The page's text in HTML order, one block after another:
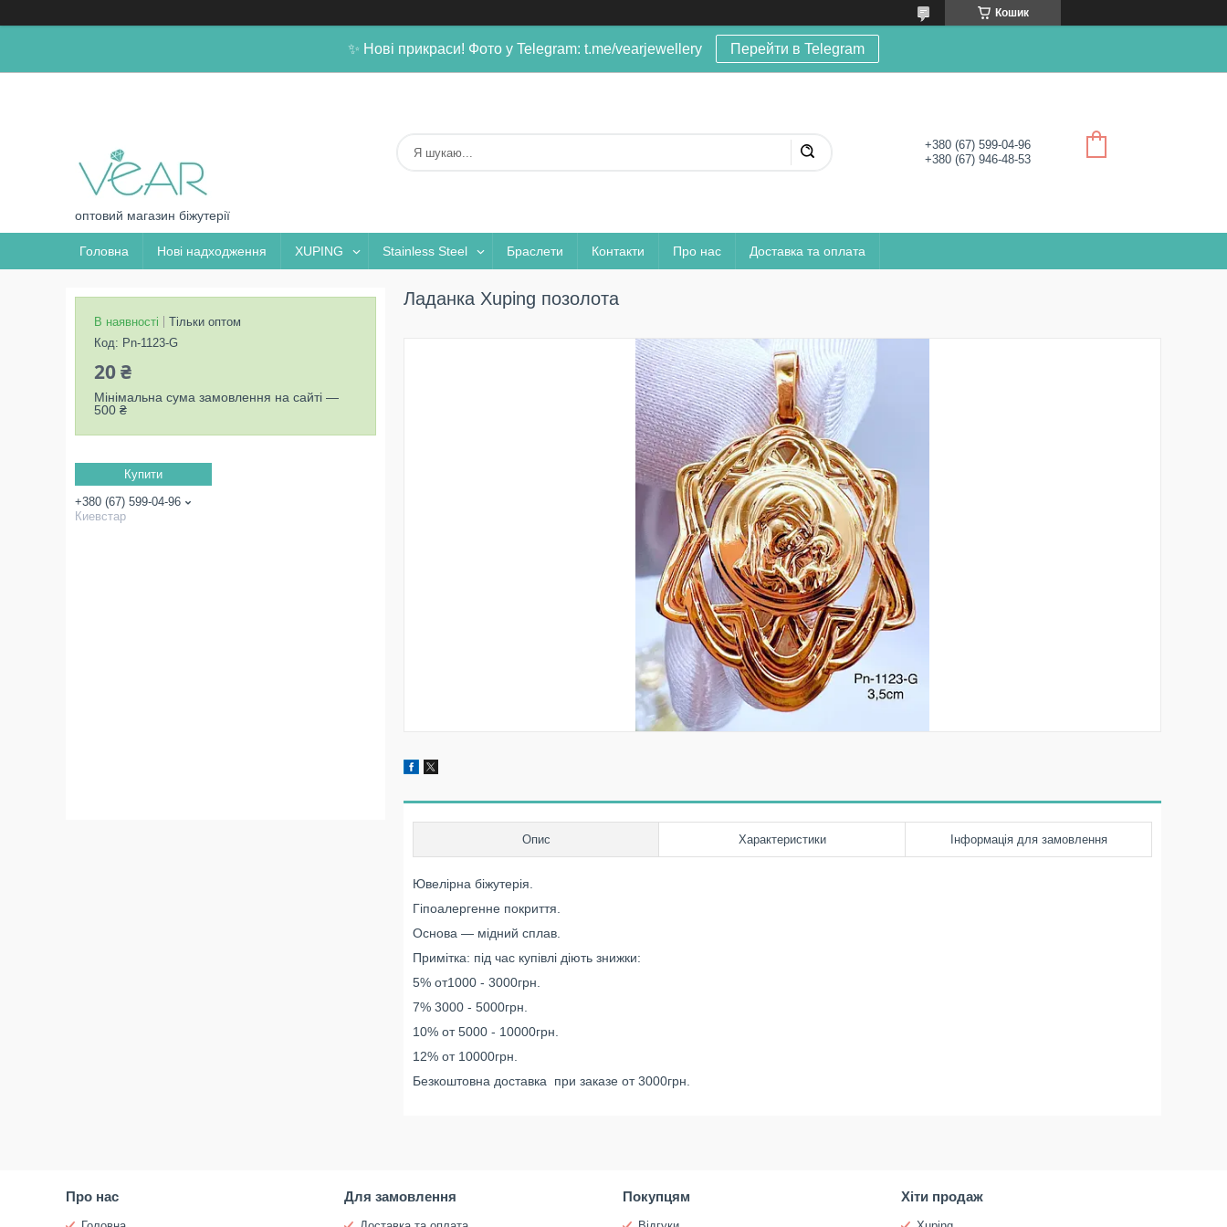
Кошик
✨ Нові прикраси! Фото у Telegram: t.me/vearjewellery Перейти в Telegram
оптовий магазин біжутерії
+380 (67) 599-04-96
+380 (67) 946-48-53
Головна Нові надходження XUPING Stainless Steel Браслети Контакти Про нас Доставка та оплата
Ладанка Xuping позолота
Опис Характеристики Інформація для замовлення
Ювелірна біжутерія.
Гіпоалергенне покриття.
Основа — мідний сплав.
Примітка: під час купівлі діють знижки:
5% от1000 - 3000грн.
7% 3000 - 5000грн.
10% от 5000 - 10000грн.
12% от 10000грн.
Безкоштовна доставка при заказе от 3000грн.
В наявності
Тільки оптом
Код: Pn-1123-G
20 ₴
Мінімальна сума замовлення на сайті —
500 ₴
Купити
+380 (67) 599-04-96
Киевстар
Про нас Для замовлення Покупцям Хіти продаж